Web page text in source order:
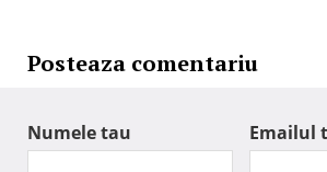
Posteaza comentariu
Numele tau Emailul